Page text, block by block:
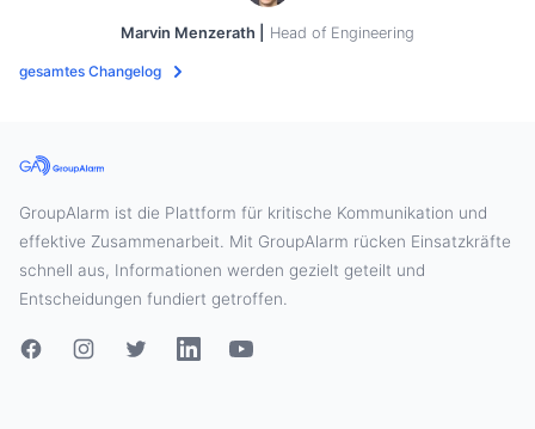
Marvin Menzerath | Head of Engineering
gesamtes Changelog
GroupAlarm ist die Plattform für kritische Kommunikation und
effektive Zusammenarbeit. Mit GroupAlarm rücken Einsatzkräfte
schnell aus, Informationen werden gezielt geteilt und
Entscheidungen fundiert getroffen.